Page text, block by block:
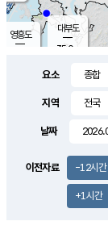
영흥도
대부도
35.0
요소
지역
날짜
이전자료 -12시간
+1시간